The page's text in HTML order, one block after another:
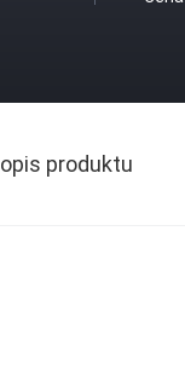
opis produktu